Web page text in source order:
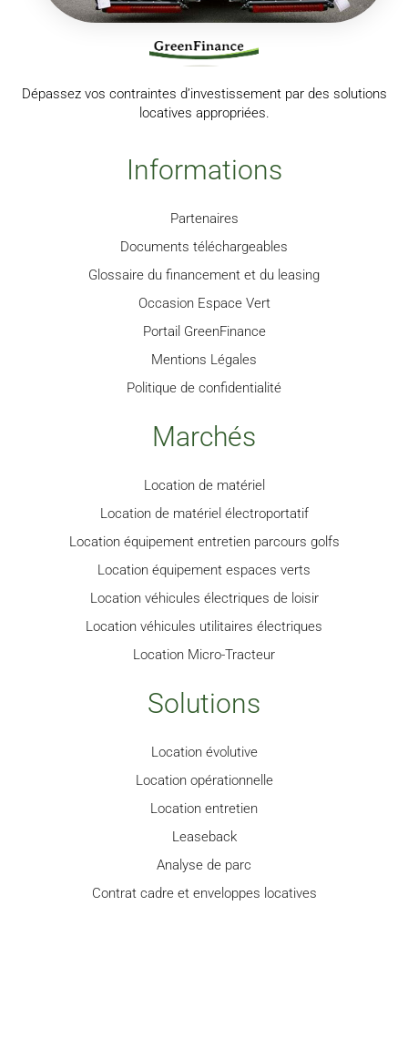
Dépassez vos contraintes d’investissement par des solutions
locatives appropriées.
Informations
Partenaires
Documents téléchargeables
Glossaire du financement et du leasing
Occasion Espace Vert
Portail GreenFinance
Mentions Légales
Politique de confidentialité
Marchés
Location de matériel
Location de matériel électroportatif
Location équipement entretien parcours golfs
Location équipement espaces verts
Location véhicules électriques de loisir
Location véhicules utilitaires électriques
Location Micro-Tracteur
Solutions
Location évolutive
Location opérationnelle
Location entretien
Leaseback
Analyse de parc
Contrat cadre et enveloppes locatives